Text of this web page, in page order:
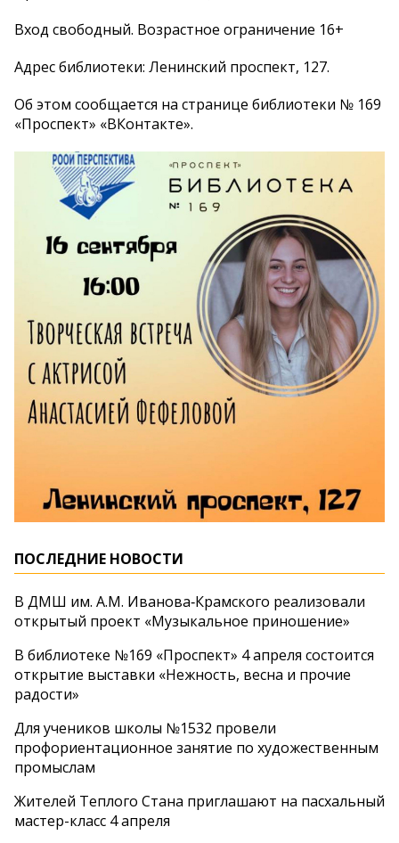
Вход свободный. Возрастное ограничение 16+
Адрес библиотеки: Ленинский проспект, 127.
Об этом сообщается на странице библиотеки № 169
«Проспект» «ВКонтакте».
ПОСЛЕДНИЕ НОВОСТИ
В ДМШ им. А.М. Иванова‑Крамского реализовали
открытый проект «Музыкальное приношение»
В библиотеке №169 «Проспект» 4 апреля состоится
открытие выставки «Нежность, весна и прочие
радости»
Для учеников школы №1532 провели
профориентационное занятие по художественным
промыслам
Жителей Теплого Стана приглашают на пасхальный
мастер-класс 4 апреля